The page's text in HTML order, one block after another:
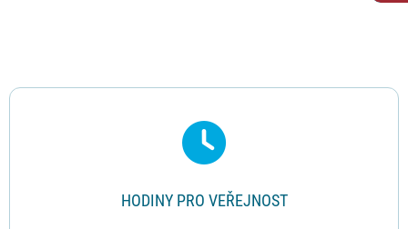
Rychlé odkazy
HODINY PRO VEŘEJNOST